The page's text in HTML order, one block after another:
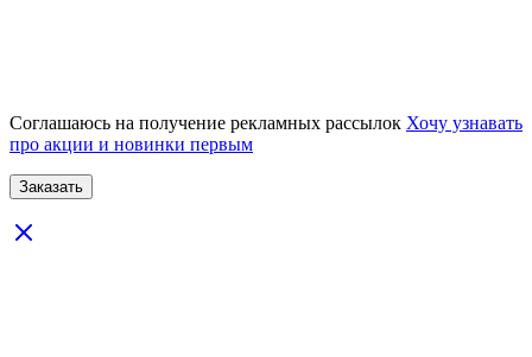
Соглашаюсь на получение рекламных рассылок Хочу узнавать
про акции и новинки первым